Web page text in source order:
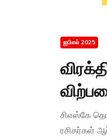
ஐபிஎல் 2025
சிஎஸ்கே
ரசிகர்கள்